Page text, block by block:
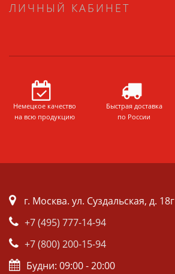
ЛИЧНЫЙ КАБИНЕТ
Немецкое качество
на всю продукцию
Быстрая доставка
по России
г. Москва. ул. Суздальская, д. 18г
+7 (495) 777-14-94
+7 (800) 200-15-94
Будни: 09:00 - 20:00